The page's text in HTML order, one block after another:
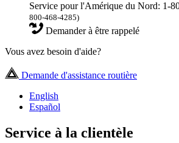
Service pour l'Amérique du Nord: 1-
800-468-4285)
Demander à être rappelé
Vous avez besoin d'aide?
Demande d'assistance routière
English
Español
Service à la clientèle